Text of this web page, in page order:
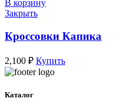
В корзину
Закрыть
Кроссовки Капика
2,100 ₽ Купить
Каталог